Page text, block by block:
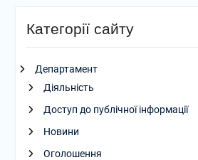
Категорії сайту
Департамент
Діяльність
Доступ до публічної інформації
Новини
Оголошення